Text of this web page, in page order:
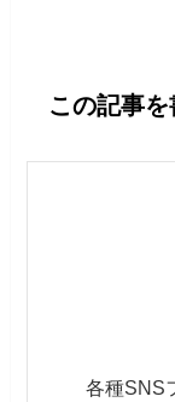
この記事を
各種SNS